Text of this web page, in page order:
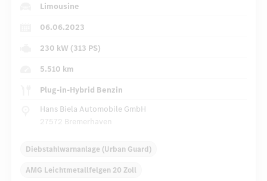
Limousine
06.06.2023
230 kW (313 PS)
5.510 km
Plug-in-Hybrid Benzin
Hans Biela Automobile GmbH
27572 Bremerhaven
Diebstahlwarnanlage (Urban Guard)
AMG Leichtmetallfelgen 20 Zoll